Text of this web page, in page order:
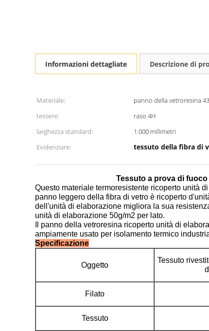
Informazioni dettagliate Descrizione di
Materiale: panno della vetroresina
tessere:
raso 4H
larghezza standard:
1.000 millimetri
Evidenziare:
tessuto della fibra di
Tessuto a prova di
Questo materiale termoresistente ricoperto unità
panno leggero della fibra di vetro è ricoperto
dell'unità di elaborazione migliora la sua
unità di elaborazione 50g/m2 per lato.
Il panno della vetroresina ricoperto unità di
ampiamente usato per isolamento termico
Specificazione
Oggetto
Tessuto
Filato
Tessuto